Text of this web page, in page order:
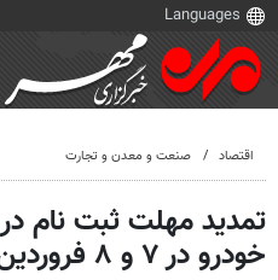
اقتصاد صنعت و معدن و تجارت
تمدید مهلت ثبت نام
خودرو در ۷ و ۸ فروردین